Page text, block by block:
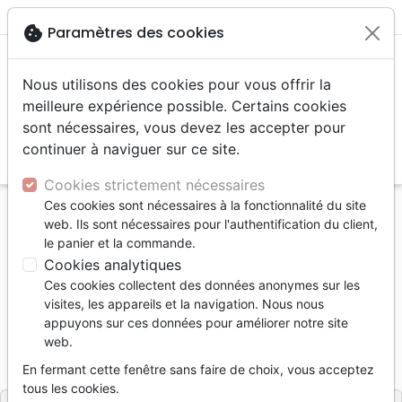
menu
Accueil Livres
Etude de la Bible +
Etude de la Bible
Bible et l'archéologie, La (2e édition)
Bible et l'archéologie, La (2e édition)
Matthieu Richelle
Référence
EditeurExcelsis
cookie Paramètres des cookies
Nous utilisons des cookies pour vous offrir la
meilleure expérience possible. Certains cookies
sont nécessaires, vous devez les accepter pour
continuer à naviguer sur ce site.
Cookies strictement nécessaires
Ces cookies sont nécessaires à la fonctionnalité du site
web. Ils sont nécessaires pour l'authentification du client,
le panier et la commande.
Cookies analytiques
Ces cookies collectent des données anonymes sur les
visites, les appareils et la navigation. Nous nous
appuyons sur ces données pour améliorer notre site
web.
En fermant cette fenêtre sans faire de choix, vous acceptez
tous les cookies.